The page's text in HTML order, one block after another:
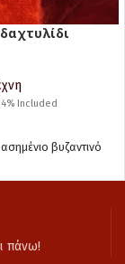
Included
βυζαντινό
πάνω!